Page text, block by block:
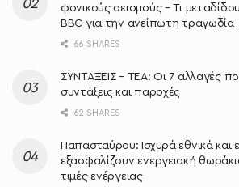
φονικούς σεισμούς – Τι
BBC για την ανείπωτη τραγωδία
66 SHARES
ΣΥΝΤΑΞΕΙΣ – ΤΕΑ: Οι 7 αλλαγές
συντάξεις και παροχές
62 SHARES
Παπασταύρου: Ισχυρά εθνικά και
εξασφαλίζουν ενεργειακή
τιμές ενέργειας